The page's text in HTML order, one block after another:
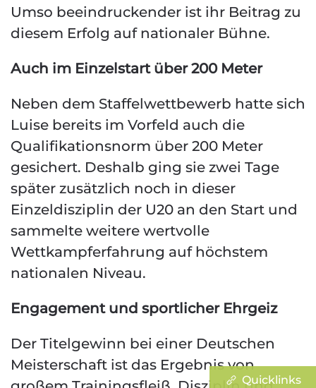
Umso beeindruckender ist ihr Beitrag zu
diesem Erfolg auf nationaler Bühne.
Auch im Einzelstart über 200 Meter
Neben dem Staffelwettbewerb hatte sich
Luise bereits im Vorfeld auch die
Qualifikationsnorm über 200 Meter
gesichert. Deshalb ging sie zwei Tage
später zusätzlich noch in dieser
Einzeldisziplin der U20 an den Start und
sammelte weitere wertvolle
Wettkampferfahrung auf höchstem
nationalen Niveau.
Engagement und sportlicher Ehrgeiz
Der Titelgewinn bei einer Deutschen
Meisterschaft ist das Ergebnis von
Quicklinks